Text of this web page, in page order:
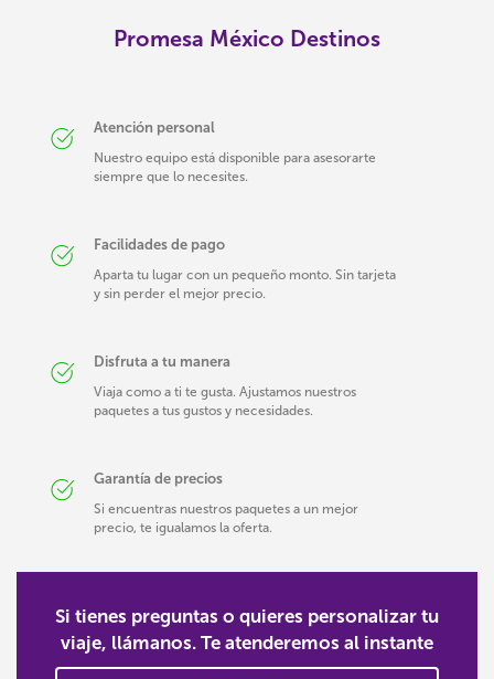
Promesa México Destinos
Atención personal
Nuestro equipo está disponible para asesorarte
siempre que lo necesites.
Facilidades de pago
Aparta tu lugar con un pequeño monto. Sin tarjeta
y sin perder el mejor precio.
Disfruta a tu manera
Viaja como a ti te gusta. Ajustamos nuestros
paquetes a tus gustos y necesidades.
Garantía de precios
Si encuentras nuestros paquetes a un mejor
precio, te igualamos la oferta.
Si tienes preguntas o quieres personalizar tu
viaje, llámanos. Te atenderemos al instante